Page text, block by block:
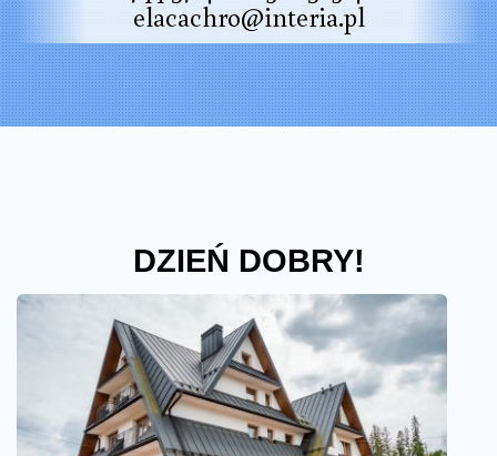
elacachro@interia.pl
DZIEŃ DOBRY!